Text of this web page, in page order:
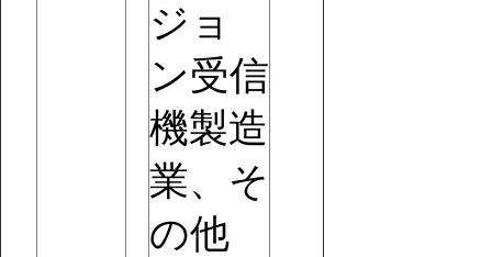
ジョ
ン受信
機製造
業、そ
の他